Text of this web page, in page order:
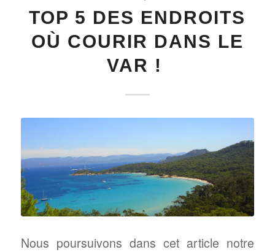
TOP 5 DES ENDROITS
OÙ COURIR DANS LE
VAR !
Nous poursuivons dans cet article notre